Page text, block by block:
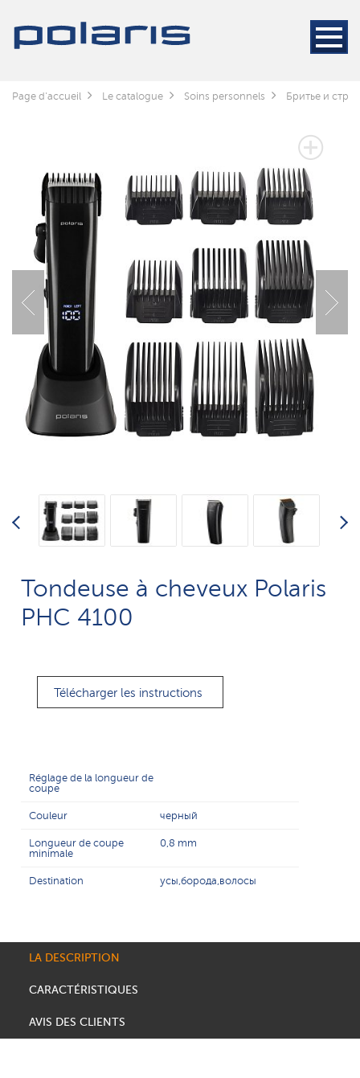
Page d'accueil Le catalogue Soins personnels Бритье и
Tondeuse à cheveux Polaris
PHC 4100
Télécharger les instructions
Réglage de la longueur de
coupe
Couleur черный
Longueur de coupe
minimale
0,8 mm
Destination усы,борода,волосы
LA DESCRIPTION
CARACTÉRISTIQUES
AVIS DES CLIENTS